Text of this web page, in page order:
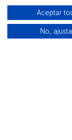
Aceptar
No,